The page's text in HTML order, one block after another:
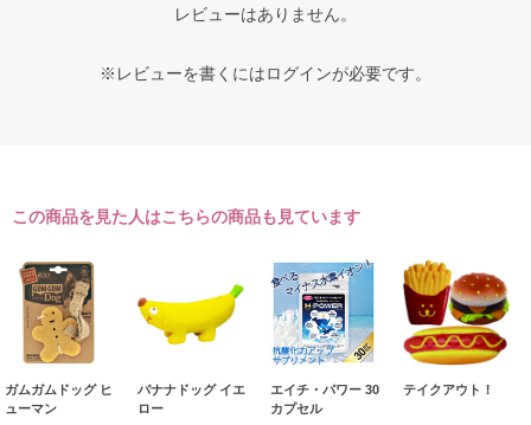
レビューはありません。
※レビューを書くにはログインが必要です。
この商品を見た人はこちらの商品も見ています
ガムガムドッグ ヒ
ューマン
バナナドッグ イエ
ロー
エイチ・パワー 30
カプセル
テイクアウト！